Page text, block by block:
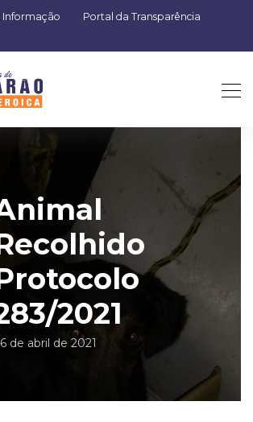
Informação
Portal da Transparência
2021
de abril de 2021